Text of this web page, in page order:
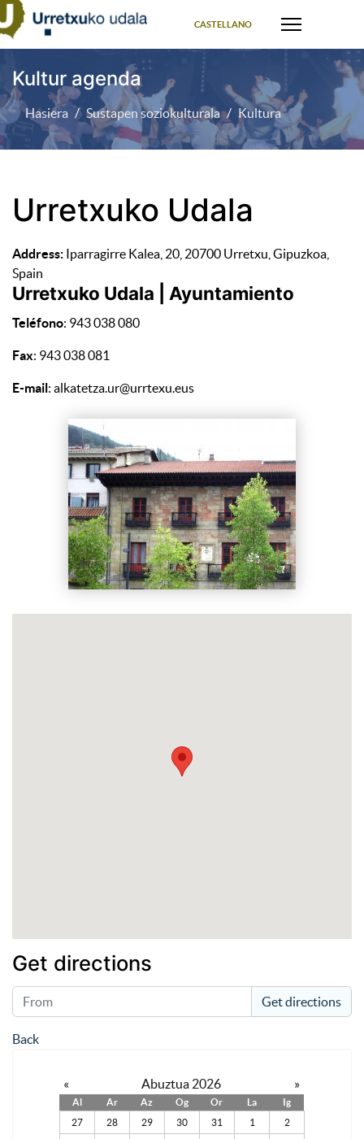
CASTELLANO
Kultur agenda
Hasiera Sustapen soziokulturala Kultura
Urretxuko Udala
Address: Iparragirre Kalea, 20, 20700 Urretxu, Gipuzkoa,
Spain
Urretxuko Udala | Ayuntamiento
Teléfono: 943 038 080
Fax: 943 038 081
E-mail : alkatetza.ur@urrtexu.eus
Get directions
Get directions
Back
« Abuztua 2026 »
Al Ar Az Og Or La
Ig
27
28 29 30 31 1 2